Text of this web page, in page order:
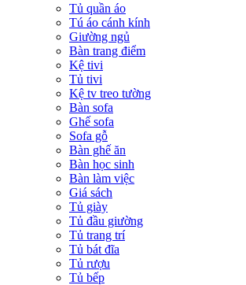
Tủ quần áo
Tú áo cánh kính
Giường ngủ
Bàn trang điểm
Kệ tivi
Tủ tivi
Kệ tv treo tường
Bàn sofa
Ghế sofa
Sofa gỗ
Bàn ghế ăn
Bàn học sinh
Bàn làm việc
Giá sách
Tủ giày
Tủ đầu giường
Tủ trang trí
Tủ bát đĩa
Tủ rượu
Tủ bếp